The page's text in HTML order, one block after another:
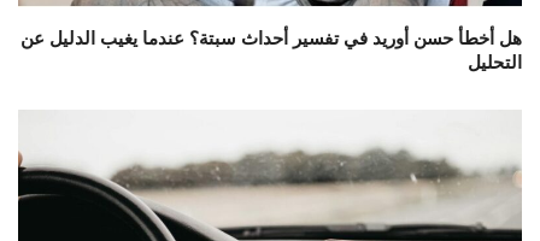
هل أخطأ حسن أوريد في تفسير أحداث سبتة؟ عندما يغيب الدليل عن
التحليل